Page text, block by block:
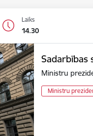
Laiks
14.30
Sadarbības
Ministru
Ministru